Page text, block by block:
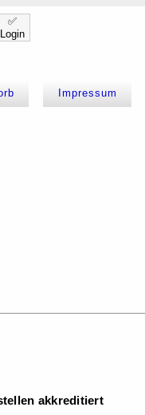
✅
Login
Impressum
akkreditiert